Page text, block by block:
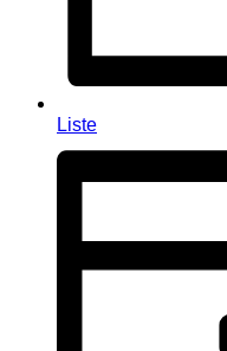
Liste